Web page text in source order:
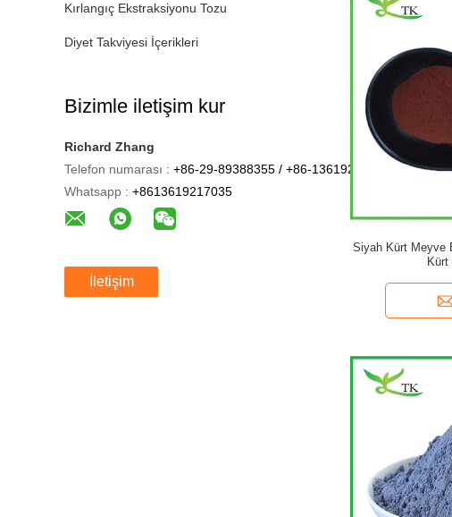
Kırlangıç Ekstraksiyonu Tozu
Diyet Takviyesi İçerikleri
Bizimle iletişim kur
Richard Zhang
Telefon numarası : +86-29-89388355 / +86-13619217035
Whatsapp : +8613619217035
İletişim
Siyah Kürt Meyve